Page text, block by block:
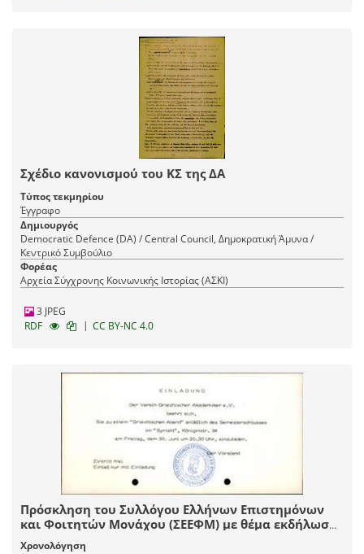
Σχέδιο κανονισμού του ΚΣ της ΔΑ
Τύπος τεκμηρίου
Έγγραφο
Δημιουργός
Democratic Defence (DA) / Central Council, Δημοκρατική Άμυνα /
Κεντρικό Συμβούλιο
Φορέας
Αρχεία Σύγχρονης Κοινωνικής Ιστορίας (ΑΣΚΙ)
3 JPEG
RDF
| CC BY-NC 4.0
Πρόσκληση του Συλλόγου Ελλήνων Επιστημόνων
και Φοιτητών Μονάχου (ΣΕΕΦΜ) με θέμα εκδήλωση
για την ολοκλήρωση του εξαμήνου
Χρονολόγηση